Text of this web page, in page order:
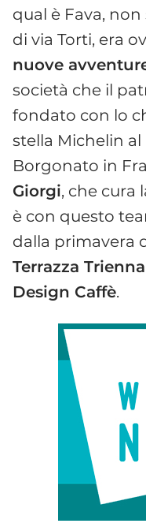
qual è Fava,
di via Torti, era
nuove
società che il
fondato con lo
stella Michelin
Borgonato in
Giorgi, che cura
è con questo
dalla primavera
Terrazza
Design Caffè.